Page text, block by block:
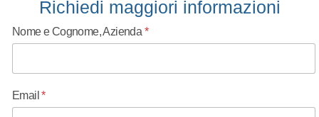
Richiedi maggiori informazioni
Nome e Cognome, Azienda *
Email*